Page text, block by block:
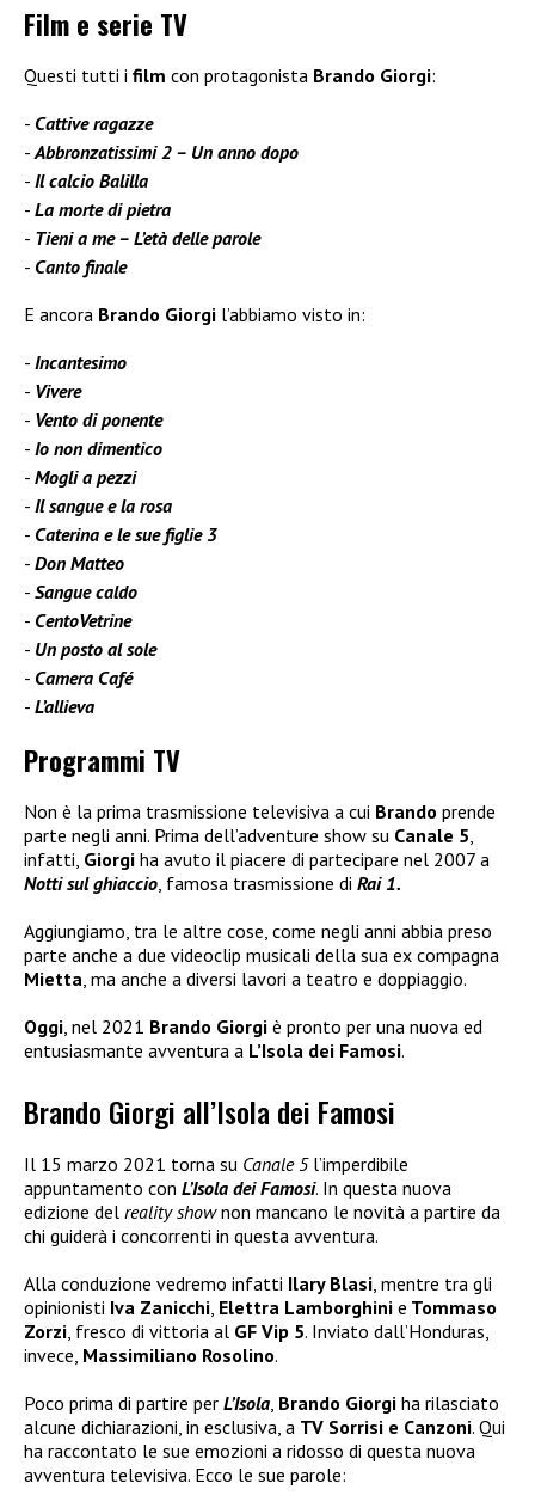
Film e serie TV
Questi tutti i film con protagonista Brando Giorgi:
Cattive ragazze
Abbronzatissimi 2 – Un anno dopo
Il calcio Balilla
La morte di pietra
Tieni a me – L’età delle parole
Canto finale
E ancora Brando Giorgi l’abbiamo visto in:
Incantesimo
Vivere
Vento di ponente
Io non dimentico
Mogli a pezzi
Il sangue e la rosa
Caterina e le sue figlie 3
Don Matteo
Sangue caldo
CentoVetrine
Un posto al sole
Camera Café
L’allieva
Programmi TV
Non è la prima trasmissione televisiva a cui Brando prende
parte negli anni. Prima dell’adventure show su Canale 5,
infatti, Giorgi ha avuto il piacere di partecipare nel 2007 a
Notti sul ghiaccio, famosa trasmissione di Rai 1.
Aggiungiamo, tra le altre cose, come negli anni abbia preso
parte anche a due videoclip musicali della sua ex compagna
Mietta, ma anche a diversi lavori a teatro e doppiaggio.
Oggi, nel 2021 Brando Giorgi è pronto per una nuova ed
entusiasmante avventura a L’Isola dei Famosi.
Brando Giorgi all’Isola dei Famosi
Il 15 marzo 2021 torna su Canale 5l’imperdibile
appuntamento con L’Isola dei Famosi. In questa nuova
edizione del reality shownon mancano le novità a partire da
chi guiderà i concorrenti in questa avventura.
Alla conduzione vedremo infatti Ilary Blasi , mentre tra gli
opinionisti Iva Zanicchi Elettra Lamborghini e Tommaso
Zorzi , fresco di vittoria al GF Vip 5. Inviato dall’Honduras,
invece, Massimiliano Rosolino.
Poco prima di partire per L’Isola Brando Giorgi ha rilasciato
alcune dichiarazioni, in esclusiva, a TV Sorrisi e Canzoni. Qui
ha raccontato le sue emozioni a ridosso di questa nuova
avventura televisiva. Ecco le sue parole: